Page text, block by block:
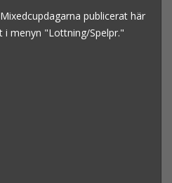
publicerat här
menyn "Lottning/Spelpr."